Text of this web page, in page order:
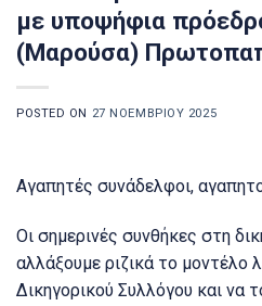
με υποψήφια
(Μαρούσα)
POSTED ON 27 ΝΟΕΜΒΡΊΟΥ 2025
Aγαπητές συνάδελφοι,
Οι σημερινές συνθήκες στη
αλλάξουμε ριζικά το μοντέλο
Δικηγορικού Συλλόγου και να